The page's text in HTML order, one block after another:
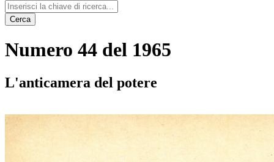
Cerca
Numero 44 del 1965
L'anticamera del potere